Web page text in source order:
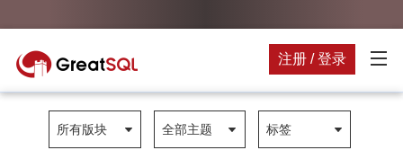
注册 / 登录
所有版块 全部主题 标签